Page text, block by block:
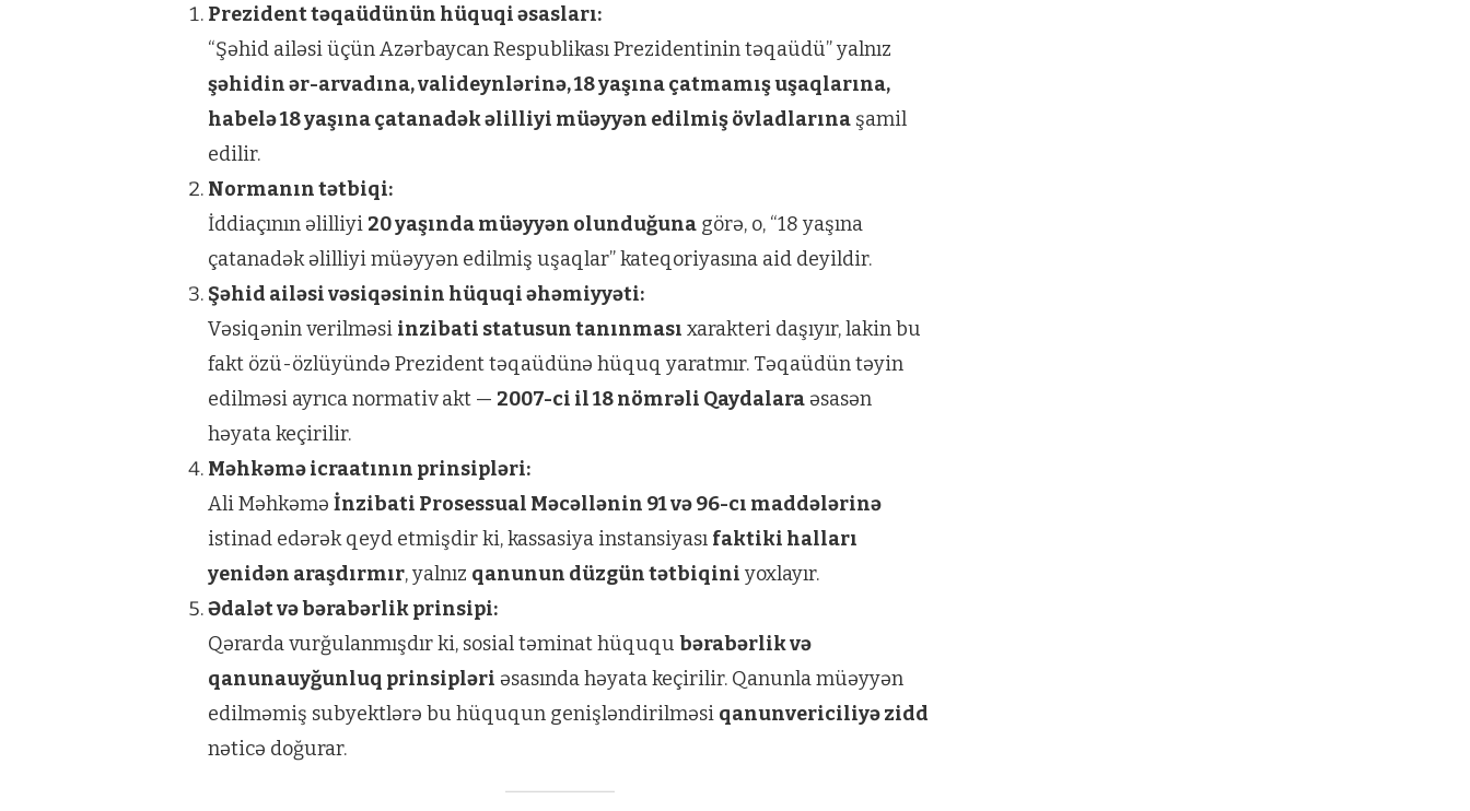
Prezident təqaüdünün hüquqi əsasları:
“Şəhid ailəsi üçün Azərbaycan Respublikası Prezidentinin təqaüdü” yalnız
şəhidin ər-arvadına, valideynlərinə, 18 yaşına çatmamış uşaqlarına,
habelə 18 yaşına çatanadək əlilliyi müəyyən edilmiş övladlarına şamil
edilir.
Normanın tətbiqi:
İddiaçının əlilliyi 20 yaşında müəyyən olunduğuna görə, o, “18 yaşına
çatanadək əlilliyi müəyyən edilmiş uşaqlar” kateqoriyasına aid deyildir.
Şəhid ailəsi vəsiqəsinin hüquqi əhəmiyyəti:
Vəsiqənin verilməsi inzibati statusun tanınması xarakteri daşıyır, lakin bu
fakt özü-özlüyündə Prezident təqaüdünə hüquq yaratmır. Təqaüdün təyin
edilməsi ayrıca normativ akt — 2007-ci il 18 nömrəli Qaydalara əsasən
həyata keçirilir.
Məhkəmə icraatının prinsipləri:
Ali Məhkəməİnzibati Prosessual Məcəllənin 91 və 96-cı maddələrinə
istinad edərək qeyd etmişdir ki, kassasiya instansiyası faktiki halları
yenidən araşdırmır, yalnız qanunun düzgün tətbiqini yoxlayır.
Ədalət və bərabərlik prinsipi:
Qərarda vurğulanmışdır ki, sosial təminat hüququbərabərlik və
qanunauyğunluq prinsipləri əsasında həyata keçirilir. Qanunla müəyyən
edilməmiş subyektlərə bu hüququn genişləndirilməsi qanunvericiliyə zidd
nəticə doğurar.